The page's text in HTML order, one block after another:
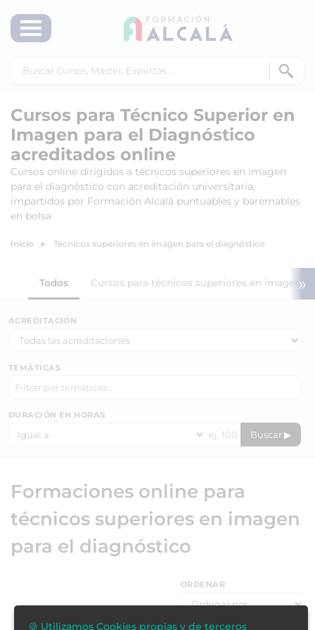
Cursos para Técnico Superior en
Imagen para el Diagnóstico
acreditados online
Cursos online dirigidos a técnicos superiores en imagen
para el diagnóstico con acreditación universitaria,
impartidos por Formación Alcalá puntuables y baremables
en bolsa
Inicio Técnicos superiores en imagen para el diagnóstico
Todos Cursos para técnicos superiores en imagen»
ACREDITACIÓN
TEMÁTICAS
DURACIÓN EN HORAS
Buscar ▶
Formaciones online para
técnicos superiores en imagen
para el diagnóstico
ORDENAR
🍪 Utilizamos Cookies propias y de terceros